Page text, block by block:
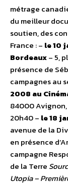
métrage
du meilleur
soutien, des
France : – le 10
Bordeaux– 5,
présence de
campagnes au
2008 au
84000
20h40 – le 18
avenue de la
en présence
campagne
de la Terre
Utopia –